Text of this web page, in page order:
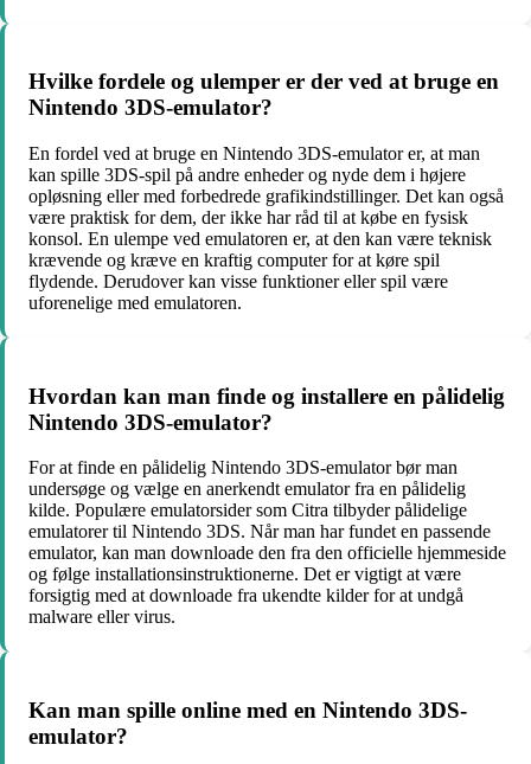
Hvilke fordele og ulemper er der ved at bruge en
Nintendo 3DS-emulator?
En fordel ved at bruge en Nintendo 3DS-emulator er, at man
kan spille 3DS-spil på andre enheder og nyde dem i højere
opløsning eller med forbedrede grafikindstillinger. Det kan også
være praktisk for dem, der ikke har råd til at købe en fysisk
konsol. En ulempe ved emulatoren er, at den kan være teknisk
krævende og kræve en kraftig computer for at køre spil
flydende. Derudover kan visse funktioner eller spil være
uforenelige med emulatoren.
Hvordan kan man finde og installere en pålidelig
Nintendo 3DS-emulator?
For at finde en pålidelig Nintendo 3DS-emulator bør man
undersøge og vælge en anerkendt emulator fra en pålidelig
kilde. Populære emulatorsider som Citra tilbyder pålidelige
emulatorer til Nintendo 3DS. Når man har fundet en passende
emulator, kan man downloade den fra den officielle hjemmeside
og følge installationsinstruktionerne. Det er vigtigt at være
forsigtig med at downloade fra ukendte kilder for at undgå
malware eller virus.
Kan man spille online med en Nintendo 3DS-
emulator?